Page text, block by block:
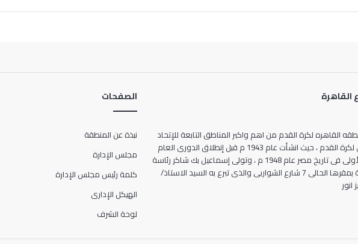
القاهرة
القاهره لكرة القدم من اهم واكبر المناطق التابعة للإتحاد
المصرى لكرة القدم ، حيث انشأت عام 1943 م قبل إنطلاق الدورى العام
للمرة الأولى فى تاريخ مصر عام 1948 م ، وتولى إسماعيل بك شاكر رئاسة
المنطقة بمقرها الحالى 7 شارع الشواربى والذى تبرع به السيد الاستاذ/
انور
الصفحات
نبذة عن المنطقة
مجلس الإدارة
كلمة رئيس مجلس الإدارة
الهيكل الإدارى
لوحة الشرف